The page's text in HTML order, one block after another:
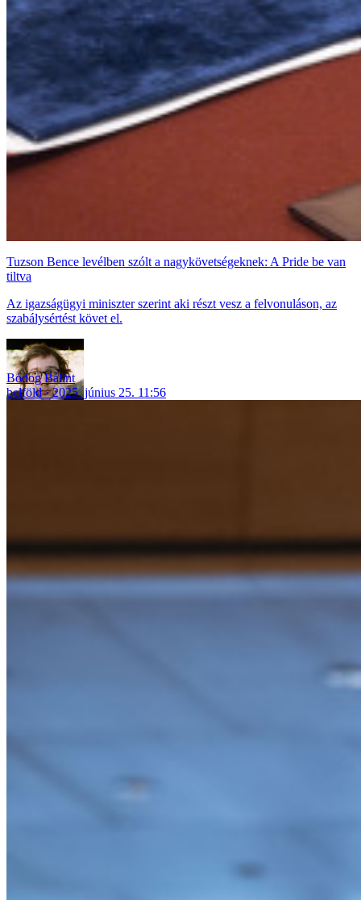
Tuzson Bence levélben szólt a nagykövetségeknek: A Pride be van
tiltva
Az igazságügyi miniszter szerint aki részt vesz a felvonuláson, az
szabálysértést követ el.
Bódog Bálint
belföld
2025. június 25. 11:56